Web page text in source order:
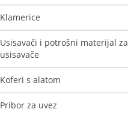
Klamerice
Usisavači i potrošni materijal za
usisavače
Koferi s alatom
Pribor za uvez